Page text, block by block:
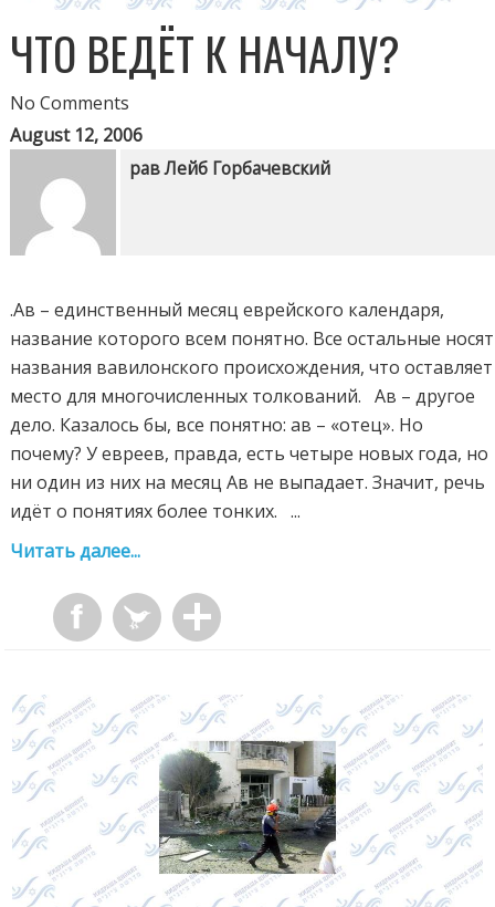
ЧТО ВЕДЁТ К НАЧАЛУ?
No Comments
August 12, 2006
рав Лейб Горбачевский
.Ав – единственный месяц еврейского календаря,
название которого всем понятно. Все остальные носят
названия вавилонского происхождения, что оставляет
место для многочисленных толкований. Ав – другое
дело. Казалось бы, все понятно: ав – «отец». Но
почему? У евреев, правда, есть четыре новых года, но
ни один из них на месяц Ав не выпадает. Значит, речь
идёт о понятиях более тонких. ...
Читать далее...